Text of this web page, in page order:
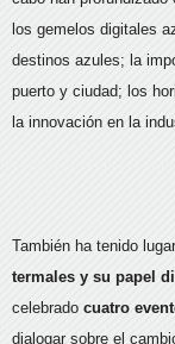
los gemelos digitales
destinos azules; la
puerto y ciudad; los
la innovación en la
También ha tenido
termales y su papel
celebrado cuatro
dialogar sobre el